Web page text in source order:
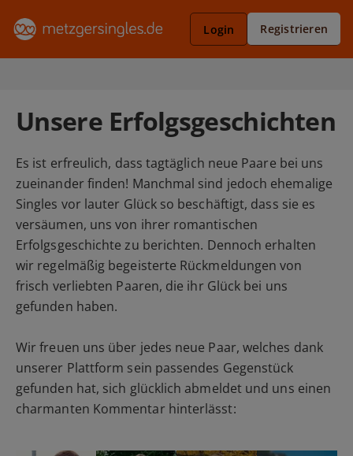
Login Registrieren
Unsere Erfolgsgeschichten
Es ist erfreulich, dass tagtäglich neue Paare bei uns
zueinander finden! Manchmal sind jedoch ehemalige
Singles vor lauter Glück so beschäftigt, dass sie es
versäumen, uns von ihrer romantischen
Erfolgsgeschichte zu berichten. Dennoch erhalten
wir regelmäßig begeisterte Rückmeldungen von
frisch verliebten Paaren, die ihr Glück bei uns
gefunden haben.
Wir freuen uns über jedes neue Paar, welches dank
unserer Plattform sein passendes Gegenstück
gefunden hat, sich glücklich abmeldet und uns einen
charmanten Kommentar hinterlässt: